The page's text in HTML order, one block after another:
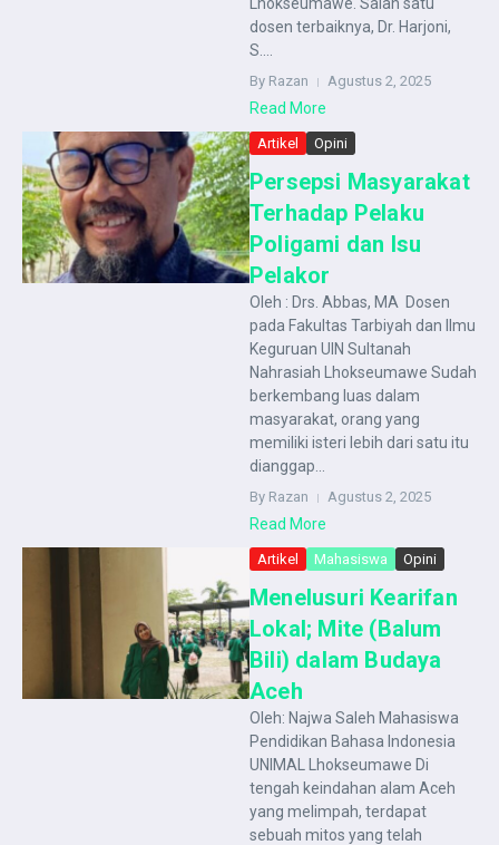
dosen terbaiknya, Dr. Harjoni,
S....
By Razan Agustus 2, 2025
Read More
Artikel Opini
Persepsi Masyarakat
Terhadap Pelaku
Poligami dan Isu
Pelakor
Oleh : Drs. Abbas, MA Dosen
pada Fakultas Tarbiyah dan Ilmu
Keguruan UIN Sultanah
Nahrasiah Lhokseumawe Sudah
berkembang luas dalam
masyarakat, orang yang
memiliki isteri lebih dari satu itu
dianggap...
By Razan Agustus 2, 2025
Read More
Artikel Mahasiswa Opini
Menelusuri Kearifan
Lokal; Mite (Balum
Bili) dalam Budaya
Aceh
Oleh: Najwa Saleh Mahasiswa
Pendidikan Bahasa Indonesia
UNIMAL Lhokseumawe Di
tengah keindahan alam Aceh
yang melimpah, terdapat
sebuah mitos yang telah